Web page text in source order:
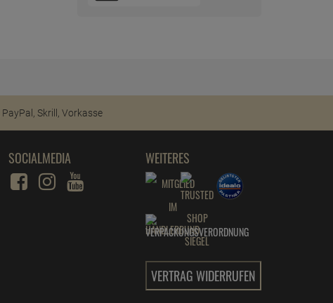
SOCIALMEDIA WEITERES
VERTRAG WIDERRUFEN